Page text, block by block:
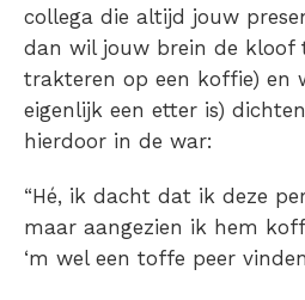
collega die altijd jouw
dan wil jouw brein de kloof
trakteren op een koffie) en
eigenlijk een etter is)
hierdoor in de war:
“Hé, ik dacht dat ik deze
maar aangezien ik hem
‘m wel een toffe peer